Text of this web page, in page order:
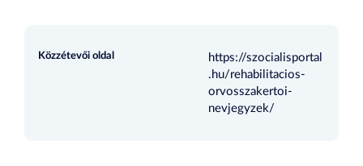
Közzétevői oldal
https://szocialisportal
.hu/rehabilitacios-
orvosszakertoi-
nevjegyzek/